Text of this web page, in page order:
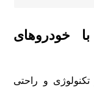
خودروهای
و راحتی